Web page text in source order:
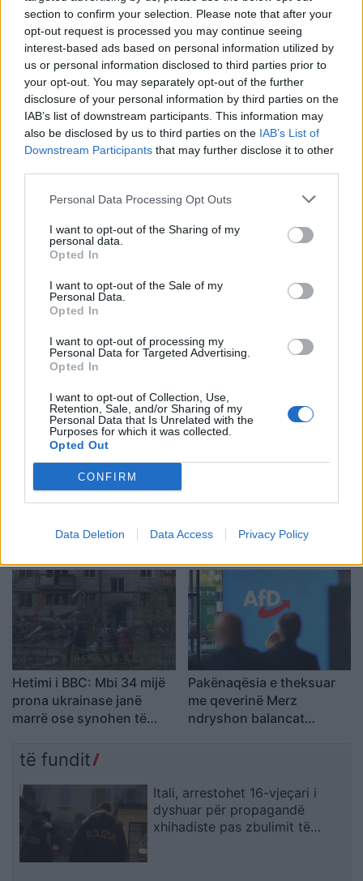
section to confirm your selection. Please note that after your
opt-out request is processed you may continue seeing
interest-based ads based on personal information utilized by
us or personal information disclosed to third parties prior to
your opt-out. You may separately opt-out of the further
disclosure of your personal information by third parties on the
IAB’s list of downstream participants. This information may
also be disclosed by us to third parties on the IAB’s List of
Downstream Participants that may further disclose it to other
Personal Data Processing Opt Outs
I want to opt-out of the Sharing of my
personal data.
Opted In
I want to opt-out of the Sale of my
Personal Data.
Opted In
I want to opt-out of processing my
Personal Data for Targeted Advertising.
Opted In
I want to opt-out of Collection, Use,
Retention, Sale, and/or Sharing of my
Personal Data that Is Unrelated with the
Purposes for which it was collected.
Opted Out
CONFIRM
Data Deletion Data Access Privacy Policy
Mbylli sytë në moshën
26-vjeçare Sydney Towle,
rrëfeu betejën me
kancerin e rrallë para mbi
një milion ndjekësish
Itali, arrestohet 16-vjeçari
i dyshuar për propagandë
xhihadiste pas zbulimit të
materialeve të ISIS në
pajisjet e tij
Mediat në Iran: Mojtaba
vdekjes, lideri suprem në
gjendje të rëndë
dëshmia e nxënëses që
shpëtoi nga masakra në
Sulm me armë në një
gjashtë të vdekur,
vjeçar
gjyshit dhe më pas qëlloi
të vdekur
Hetimi i BBC: Mbi 34 mijë
prona ukrainase janë
marrë ose synohen të
territoret e pushtuara
Pakënaqësia e theksuar
me qeverinë Merz
ndryshon balancat
të fundit
Itali, arrestohet 16-vjeçari i
dyshuar për propagandë
xhihadiste pas zbulimit të